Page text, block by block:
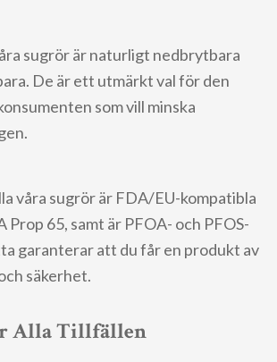
sugrör är naturligt nedbrytbara
De är ett utmärkt val för den
som vill minska
våra sugrör är FDA/EU-kompatibla
Prop 65, samt är PFOA- och PFOS-
garanterar att du får en produkt av
säkerhet.
Alla Tillfällen